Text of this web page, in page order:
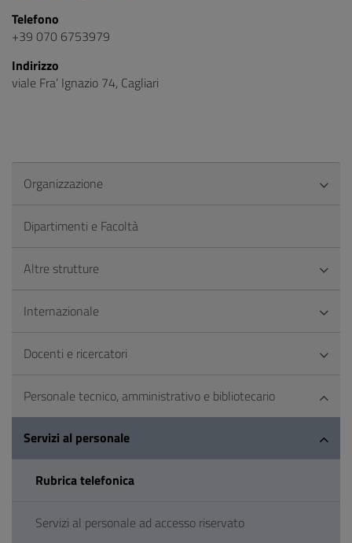
Telefono
+39 070 6753979
Indirizzo
viale Fra’ Ignazio 74, Cagliari
Organizzazione
Dipartimenti e Facoltà
Altre strutture
Internazionale
Docenti e ricercatori
Personale tecnico, amministrativo e bibliotecario
Servizi al personale
Rubrica telefonica
Servizi al personale ad accesso riservato